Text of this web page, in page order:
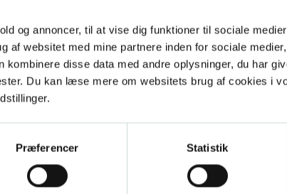
og annoncer, til at vise dig funktioner til sociale
af websitet med mine partnere inden for sociale
kombinere disse data med andre oplysninger, du har
Du kan læse mere om websitets brug af cookies i
Præferencer Statistik